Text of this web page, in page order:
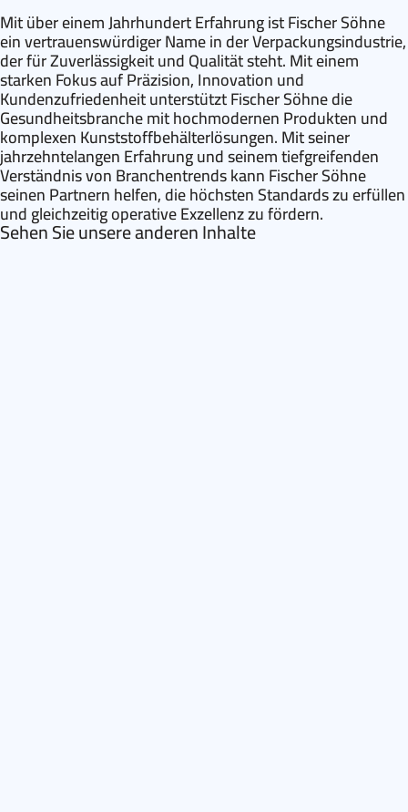
Mit über einem Jahrhundert Erfahrung ist Fischer Söhne
ein vertrauenswürdiger Name in der Verpackungsindustrie,
der für Zuverlässigkeit und Qualität steht. Mit einem
starken Fokus auf Präzision, Innovation und
Kundenzufriedenheit unterstützt Fischer Söhne die
Gesundheitsbranche mit hochmodernen Produkten und
komplexen Kunststoffbehälterlösungen. Mit seiner
jahrzehntelangen Erfahrung und seinem tiefgreifenden
Verständnis von Branchentrends kann Fischer Söhne
seinen Partnern helfen, die höchsten Standards zu erfüllen
und gleichzeitig operative Exzellenz zu fördern.
Sehen Sie unsere anderen Inhalte